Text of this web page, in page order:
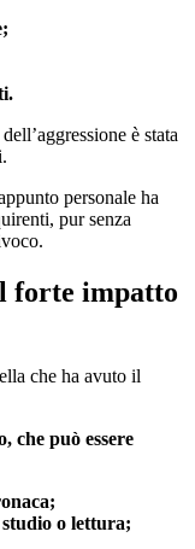
è stata
personale ha
pur senza
forte impatto
che ha avuto il
che può essere
o lettura;